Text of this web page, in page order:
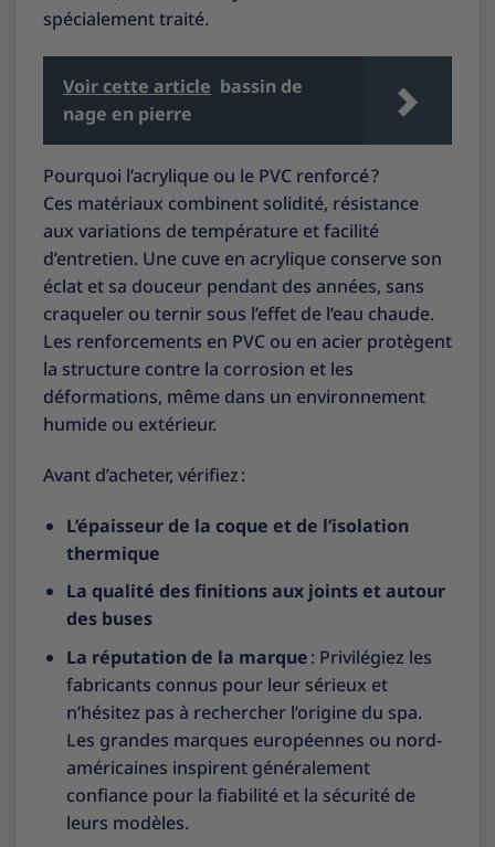
spécialement traité.
Voir cette article bassin de
nage en pierre
Pourquoi l’acrylique ou le PVC renforcé ?
Ces matériaux combinent solidité, résistance
aux variations de température et facilité
d’entretien. Une cuve en acrylique conserve son
éclat et sa douceur pendant des années, sans
craqueler ou ternir sous l’effet de l’eau chaude.
Les renforcements en PVC ou en acier protègent
la structure contre la corrosion et les
déformations, même dans un environnement
humide ou extérieur.
Avant d’acheter, vérifiez :
L’épaisseur de la coque et de l’isolation
thermique
La qualité des finitions aux joints et autour
des buses
La réputation de la marque: Privilégiez les
fabricants connus pour leur sérieux et
n’hésitez pas à rechercher l’origine du spa.
Les grandes marques européennes ou nord-
américaines inspirent généralement
confiance pour la fiabilité et la sécurité de
leurs modèles.